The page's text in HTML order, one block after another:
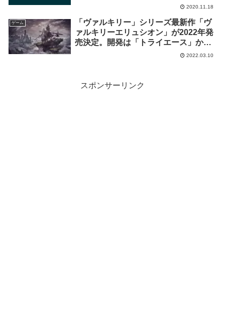
2020.11.18
ゲーム
「ヴァルキリー」シリーズ最新作「ヴ
ァルキリーエリュシオン」が2022年発
売決定。開発は「トライエース」から
2022.03.10
スポンサーリンク